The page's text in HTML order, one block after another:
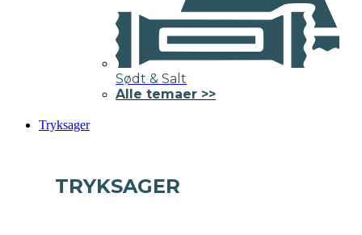
Sødt & Salt
Alle temaer >>
Tryksager
TRYKSAGER